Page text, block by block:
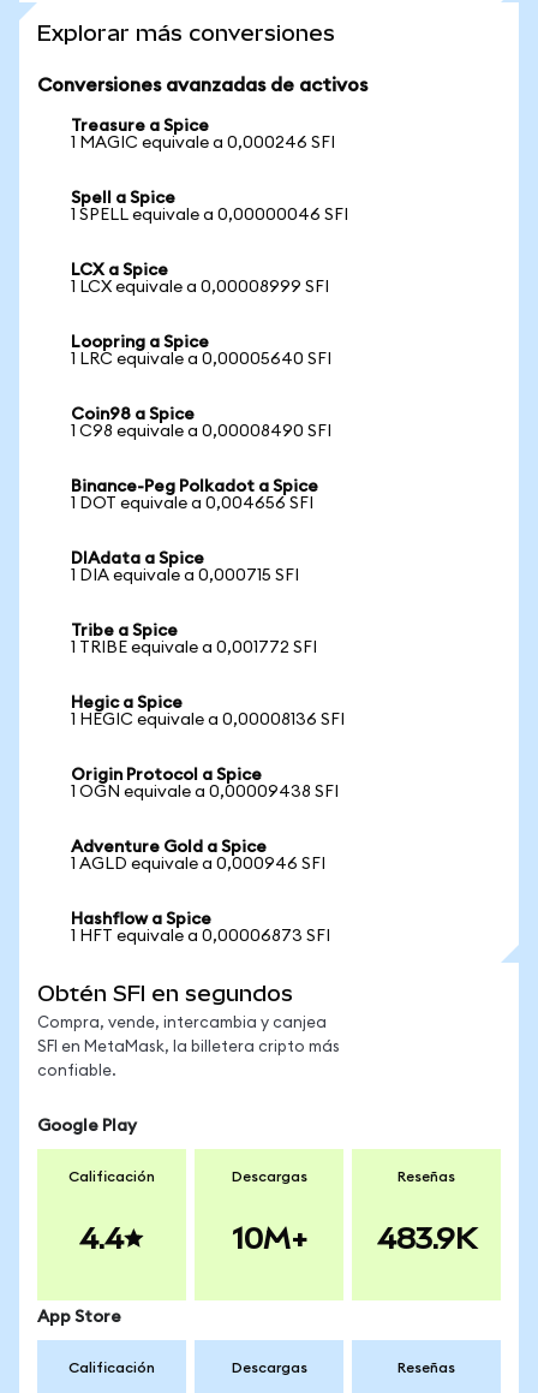
Explorar más conversiones
Conversiones avanzadas de activos
Treasure a Spice
1 MAGIC equivale a 0,000246 SFI
Spell a Spice
1 SPELL equivale a 0,00000046 SFI
LCX a Spice
1 LCX equivale a 0,00008999 SFI
Loopring a Spice
1 LRC equivale a 0,00005640 SFI
Coin98 a Spice
1 C98 equivale a 0,00008490 SFI
Binance-Peg Polkadot a Spice
1 DOT equivale a 0,004656 SFI
DIAdata a Spice
1 DIA equivale a 0,000715 SFI
Tribe a Spice
1 TRIBE equivale a 0,001772 SFI
Hegic a Spice
1 HEGIC equivale a 0,00008136 SFI
Origin Protocol a Spice
1 OGN equivale a 0,00009438 SFI
Adventure Gold a Spice
1 AGLD equivale a 0,000946 SFI
Hashflow a Spice
1 HFT equivale a 0,00006873 SFI
Obtén SFI en segundos
Compra, vende, intercambia y canjea
SFI en MetaMask, la billetera cripto más
confiable.
Google Play
Calificación
4.4
Descargas
10M+
Reseñas
483.9K
App Store
Calificación Descargas Reseñas